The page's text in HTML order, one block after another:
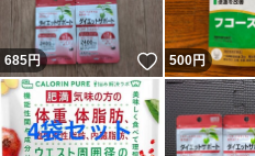
685円 いいね！
500円